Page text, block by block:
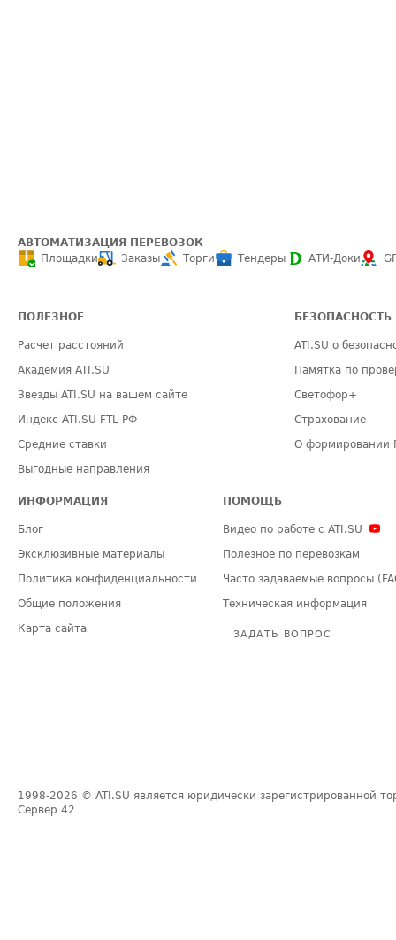
АВТОМАТИЗАЦИЯ ПЕРЕВОЗОК
Площадки
Заказы Торги Тендеры АТИ-Доки
ПОЛЕЗНОЕ
Расчет расстояний
Академия ATI.SU
Звезды ATI.SU на вашем сайте
Индекс ATI.SU FTL РФ
Средние ставки
Выгодные направления
БЕЗОПАСНОСТЬ
ATI.SU о
Памятка по
Светофор+
Страхование
О формировании
ИНФОРМАЦИЯ
Блог
Эксклюзивные материалы
Политика конфиденциальности
Общие положения
Карта сайта
ПОМОЩЬ
Видео по работе с ATI.SU
Полезное по перевозкам
Часто задаваемые вопросы
Техническая информация
ЗАДАТЬ ВОПРОС
1998-2026 © ATI.SU является юридически зарегистрированной
Сервер 42